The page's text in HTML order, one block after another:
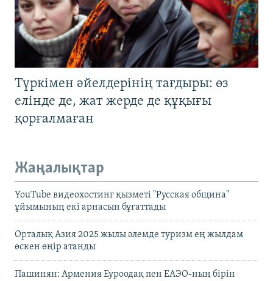
Түркімен әйелдерінің тағдыры: өз
елінде де, жат жерде де құқығы
қорғалмаған
Жаңалықтар
YouTube видеохостинг қызметі "Русская община"
ұйымының екі арнасын бұғаттады
Орталық Азия 2025 жылы әлемде туризм ең жылдам
өскен өңір атанды
Пашинян: Армения Еуроодақ пен ЕАЭО-ның бірін